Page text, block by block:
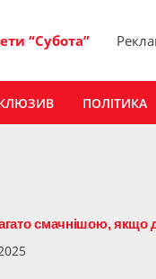
“Субота”
ПОЛІТИКА
смачнішою, якщо